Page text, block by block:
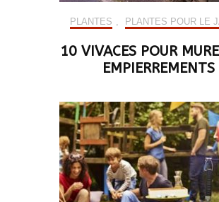
PLANTES , PLANTES POUR LE
10 VIVACES POUR
EMPIERREMENTS